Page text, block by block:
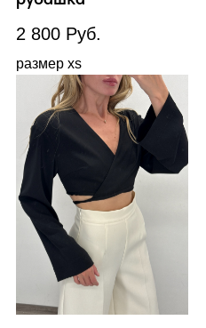
2 800 Руб.
размер xs